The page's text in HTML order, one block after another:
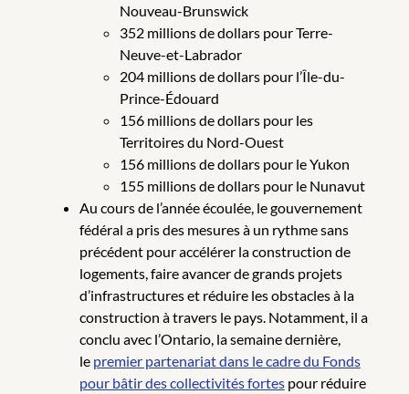
Nouveau-Brunswick
352 millions de dollars pour Terre-
Neuve-et-Labrador
204 millions de dollars pour l’Île-du-
Prince-Édouard
156 millions de dollars pour les
Territoires du Nord-Ouest
156 millions de dollars pour le Yukon
155 millions de dollars pour le Nunavut
Au cours de l’année écoulée, le gouvernement
fédéral a pris des mesures à un rythme sans
précédent pour accélérer la construction de
logements, faire avancer de grands projets
d’infrastructures et réduire les obstacles à la
construction à travers le pays. Notamment, il a
conclu avec l’Ontario, la semaine dernière,
le premier partenariat dans le cadre du Fonds
pour bâtir des collectivités fortespour réduire